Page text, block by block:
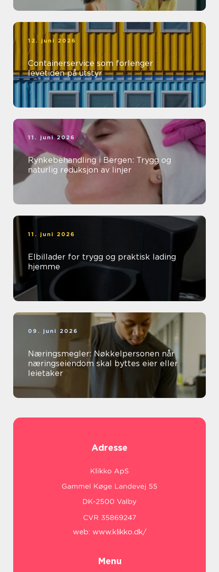
12. juni 2026
Containerservice som forlenger
levetiden på utstyr
11. juni 2026
Rynkebehandling i Bergen: Trygg og
naturlig reduksjon av linjer
11. juni 2026
Elbillader for trygg og praktisk lading
hjemme
09. juni 2026
Næringsmegler: Nøkkelpersonen når
næringseiendom skal byttes eier eller
leietaker
Adresse
web: www.klikko.dk/
Menu